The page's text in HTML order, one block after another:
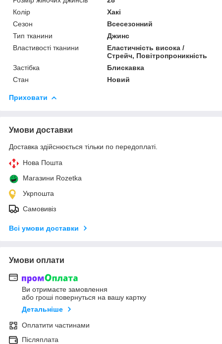
Колір
Хакі
Сезон
Всесезонний
Тип тканини
Джинс
Властивості тканини
Еластичність висока /
Стрейч, Повітропроникність
Застібка
Блискавка
Стан
Новий
Приховати
Умови доставки
Доставка здійснюється тільки по передоплаті.
Нова Пошта
Магазини Rozetka
Укрпошта
Самовивіз
Всі умови доставки
Умови оплати
Ви отримаєте замовлення
або гроші повернуться на вашу картку
Детальніше
Оплатити частинами
Післяплата